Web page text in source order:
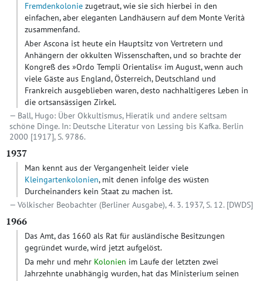
Fremdenkolonie zugetraut, wie sie sich hierbei in den
einfachen, aber eleganten Landhäusern auf dem Monte Verità
zusammenfand.
Aber Ascona ist heute ein Hauptsitz von Vertretern und
Anhängern der okkulten Wissenschaften, und so brachte der
Kongreß des »Ordo Templi Orientalis« im August, wenn auch
viele Gäste aus England, Österreich, Deutschland und
Frankreich ausgeblieben waren, desto nachhaltigeres Leben in
die ortsansässigen Zirkel.
Ball, Hugo: Über Okkultismus, Hieratik und andere seltsam
schöne Dinge. In: Deutsche Literatur von Lessing bis Kafka. Berlin
2000 [1917], S. 9786.
1937
Man kennt aus der Vergangenheit leider viele
Kleingartenkolonien, mit denen infolge des wüsten
Durcheinanders kein Staat zu machen ist.
Völkischer Beobachter (Berliner Ausgabe), 4. 3. 1937, S. 12. [DWDS]
1966
Das Amt, das 1660 als Rat für ausländische Besitzungen
gegründet wurde, wird jetzt aufgelöst.
Da mehr und mehr Kolonien im Laufe der letzten zwei
Jahrzehnte unabhängig wurden, hat das Ministerium seinen